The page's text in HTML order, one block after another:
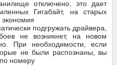
отключено, это дает
Гигабайт, на старых
экономия
подгружать драйвера,
не возникнет, на новом
При необходимости, если
не были распознаны, вы
номеру